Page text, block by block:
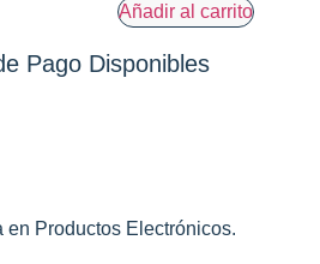
Añadir al carrito
Pago Disponibles
Productos Electrónicos.